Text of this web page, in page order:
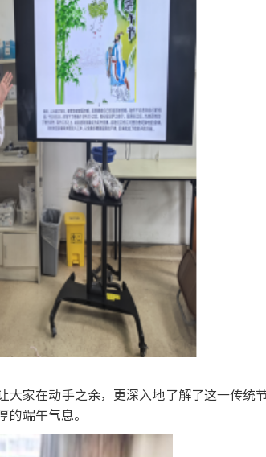
家在动手之余，更深入地了解了这一传统
端午气息。